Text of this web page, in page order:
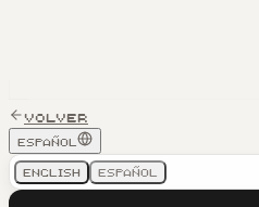
Volver
Español
English
Español